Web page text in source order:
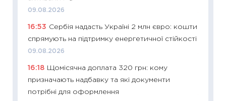
09.08.2026
16:53 Сербія надасть Україні 2 млн євро: кошти
спрямують на підтримку енергетичної стійкості
09.08.2026
16:18
Щомісячна доплата 320 грн: кому
призначають надбавку та які документи
потрібні для оформлення